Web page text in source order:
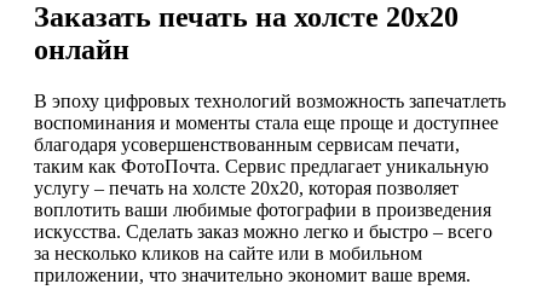
Заказать печать на холсте 20х20
онлайн
В эпоху цифровых технологий возможность запечатлеть
воспоминания и моменты стала еще проще и доступнее
благодаря усовершенствованным сервисам печати,
таким как ФотоПочта. Сервис предлагает уникальную
услугу – печать на холсте 20х20, которая позволяет
воплотить ваши любимые фотографии в произведения
искусства. Сделать заказ можно легко и быстро – всего
за несколько кликов на сайте или в мобильном
приложении, что значительно экономит ваше время.